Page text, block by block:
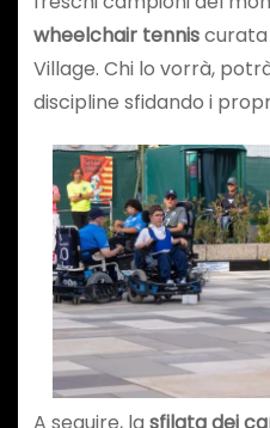
wheelchair tenniscurata
Village. Chi lo vorrà,
discipline sfidando i